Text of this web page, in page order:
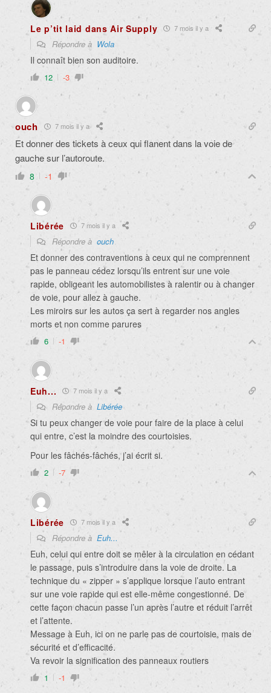
Le p’tit laid dans Air Supply 7 mois il y a
Répondre à Wola
Il connaît bien son auditoire.
12 -3
ouch 7 mois il y a
Et donner des tickets à ceux qui flanent dans la voie de
gauche sur l’autoroute.
8 -1
Libérée 7 mois il y a
Répondre à ouch
Et donner des contraventions à ceux qui ne comprennent
pas le panneau cédez lorsqu’ils entrent sur une voie
rapide, obligeant les automobilistes à ralentir ou à changer
de voie, pour allez à gauche.
Les miroirs sur les autos ça sert à regarder nos angles
morts et non comme parures
6 -1
Euh... 7 mois il y a
Répondre à Libérée
Si tu peux changer de voie pour faire de la place à celui
qui entre, c’est la moindre des courtoisies.
Pour les fâchés-fâchés, j’ai écrit si.
2 -7
Libérée 7 mois il y a
Répondre à Euh...
Euh, celui qui entre doit se mêler à la circulation en cédant
le passage, puis s’introduire dans la voie de droite. La
technique du « zipper » s’applique lorsque l’auto entrant
sur une voie rapide qui est elle-même congestionné. De
cette façon chacun passe l’un après l’autre et réduit l’arrêt
et l’attente.
Message à Euh, ici on ne parle pas de courtoisie, mais de
sécurité et d’efficacité.
Va revoir la signification des panneaux routiers
1 -1